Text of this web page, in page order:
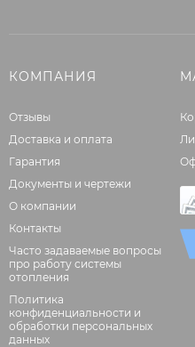
КОМПАНИЯ
Отзывы
Доставка и оплата
Гарантия
Документы и чертежи
О компании
Контакты
Часто задаваемые вопросы
про работу системы
отопления
Политика
конфиденциальности и
обработки персональных
данных